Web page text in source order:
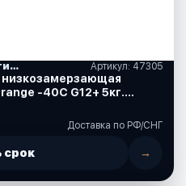
Трансмиссионные масла, гидравлические, смазки, спреи, краски, аксессуары Артикул: 47305
-40C G12+ 5кг.
Доставка по РФ/СНГ
срок →